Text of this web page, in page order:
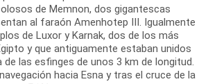
de Memnon, dos gigantescas
al faraón Amenhotep III. Igualmente
de Luxor y Karnak, dos de los más
y que antiguamente estaban unidos
las esfinges de unos 3 km de longitud.
hacia Esna y tras el cruce de la